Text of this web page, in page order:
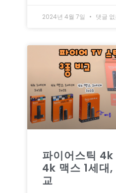
2024년 4월 7일 댓글
파이어스틱
4k 맥스 1세대
교